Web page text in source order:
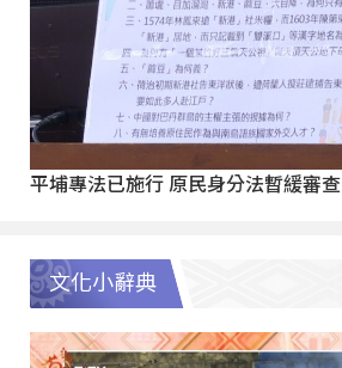
平埔專法已施行 原民身分法暫緩審查
文化小辭典